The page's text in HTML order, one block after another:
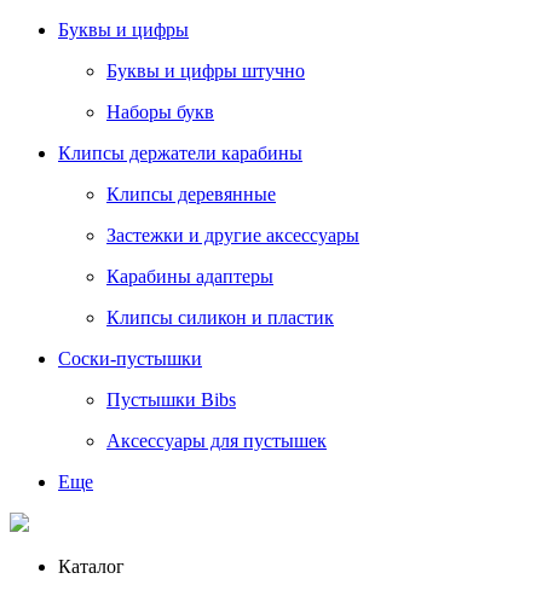
Буквы и цифры
Буквы и цифры штучно
Наборы букв
Клипсы держатели карабины
Клипсы деревянные
Застежки и другие аксессуары
Карабины адаптеры
Клипсы силикон и пластик
Соски-пустышки
Пустышки Bibs
Аксессуары для пустышек
Еще
Каталог